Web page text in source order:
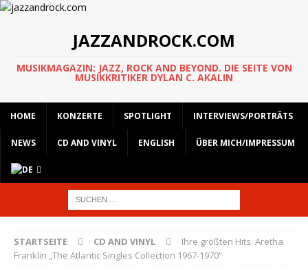
JAZZANDROCK.COM
MUSIKMAGAZIN: JAZZ, ROCK AND BEYOND. DIE SEITE VON
MUSIKKRITIKER DYLAN C. AKALIN
HOME KONZERTE SPOTLIGHT INTERVIEWS/PORTRÄTS
NEWS CD AND VINYL ENGLISH ÜBER MICH/IMPRESSUM
STARTSEITE CD AND VINYL
Ihre größten Hits: Aretha
Franklin „The Atlantic Singles Collection 1967-1970“